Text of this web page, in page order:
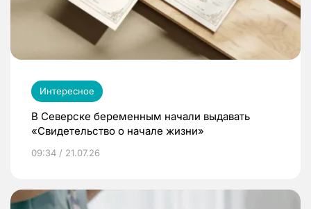
Интересное
В Северске беременным начали выдавать
«Свидетельство о начале жизни»
09:34 / 21.07.26